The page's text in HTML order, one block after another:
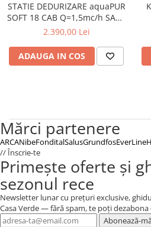
STATIE DEDURIZARE aquaPUR
SOFT 18 CAB Q=1,5mc/h SARE
43KG (CU BY-PASS)
2.390,00 Lei
ADAUGA IN COS
Mărci partenere
ARCANibeFonditalSalusGrundfosEverLine
// Înscrie-te
Primește oferte și
sezonul rece
Newsletter lunar cu prețuri exclusive,
Casa Verde — fără spam, te poți dezabona
Abonează-